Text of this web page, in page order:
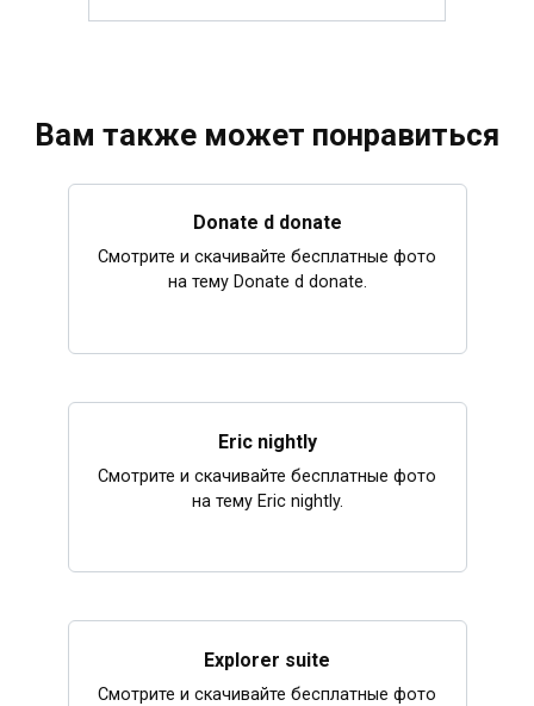
Вам также может понравиться
Donate d donate
Смотрите и скачивайте бесплатные фото
на тему Donate d donate.
Eric nightly
Смотрите и скачивайте бесплатные фото
на тему Eric nightly.
Explorer suite
Смотрите и скачивайте бесплатные фото